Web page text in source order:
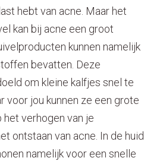
hebt van acne. Maar het
kan bij acne een groot
kunnen namelijk
bevatten. Deze
om kleine kalfjes snel te
voor jou kunnen ze een grote
het verhogen van je
ontstaan van acne. In de huid
namelijk voor een snelle